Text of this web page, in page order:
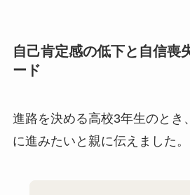
自己肯定感の低下と自信喪
ード
進路を決める高校3年生のとき
に進みたいと親に伝えました。